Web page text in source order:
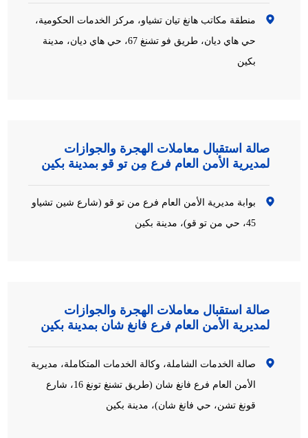
منطقة مكاتب هانغ تيان تشياو، مركز الخدمات الحكومية،
حي هاي ديان، طريق فو تشنغ 67، حي هاي ديان، مدينة
بكين
صالة استقبال معاملات الهجرة والجوازات
لمديرية الأمن العام فرع مِن تو قو بمدينة بكين
بوابة مديرية الأمن العام فرع من تو قو (شارع شين تشياو
45، حي من تو قو)، مدينة بكين
صالة استقبال معاملات الهجرة والجوازات
لمديرية الأمن العام فرع فانغ شان بمدينة بكين
صالة الخدمات الشاملة، وكالة الخدمات المتكاملة، مديرية
الأمن العام فرع فانغ شان (طريق تشنغ تونغ 16، شارع
قونغ تشن، حي فانغ شان)، مدينة بكين